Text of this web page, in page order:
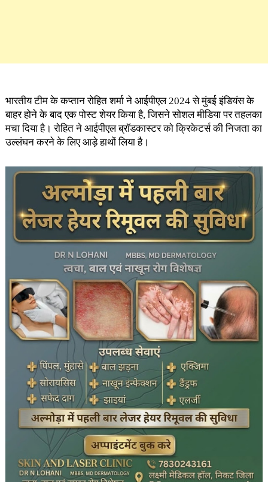
भारतीय टीम के कप्तान रोहित शर्मा ने आईपीएल 2024 से मुंबई इंडियंस के
बाहर होने के बाद एक पोस्ट शेयर किया है, जिसने सोशल मीडिया पर तहलका
मचा दिया है। रोहित ने आईपीएल ब्रॉडकास्टर को क्रिकेटर्स की निजता का
उल्लंघन करने के लिए आड़े हाथों लिया है।